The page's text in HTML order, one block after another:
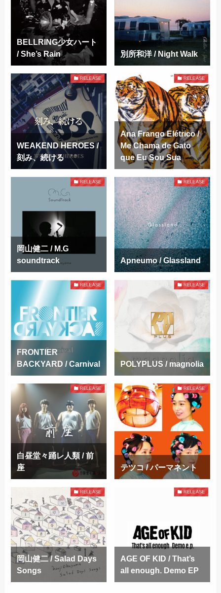
BELLRING少女ハート
/ She’s Rain
別所和洋 / Night Walk
RELEASE
WEAKEND HEROES /
刻み、続ける
RELEASE
Ana Frango Elétrico /
Me Chama de Gato
que Eu Sou Sua
RELEASE
岡山健二 / M.G
soundtrack
RELEASE
Apneumo / Glassland
RELEASE
FRONTIER
BACKYARD / Carnival
RELEASE
POLYPLUS / magnolia
RELEASE
白昼堂々踊レ人類 / 前
座
RELEASE
テツコ / パーマネント
RELEASE
岡山健二 / Salad Days
Songs
RELEASE
AGE OF KID / That’s
all enough. Demo EP